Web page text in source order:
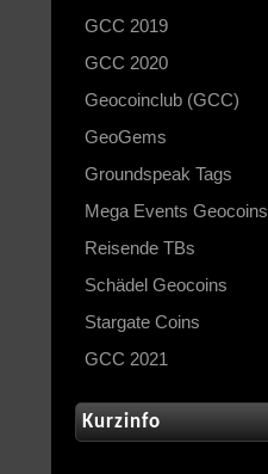
GCC 2019
GCC 2020
Geocoinclub (GCC)
GeoGems
Groundspeak Tags
Mega Events Geocoins
Reisende TBs
Schädel Geocoins
Stargate Coins
GCC 2021
Kurzinfo